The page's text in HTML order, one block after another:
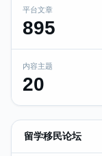
平台文章
895
内容主题
20
留学移民论坛